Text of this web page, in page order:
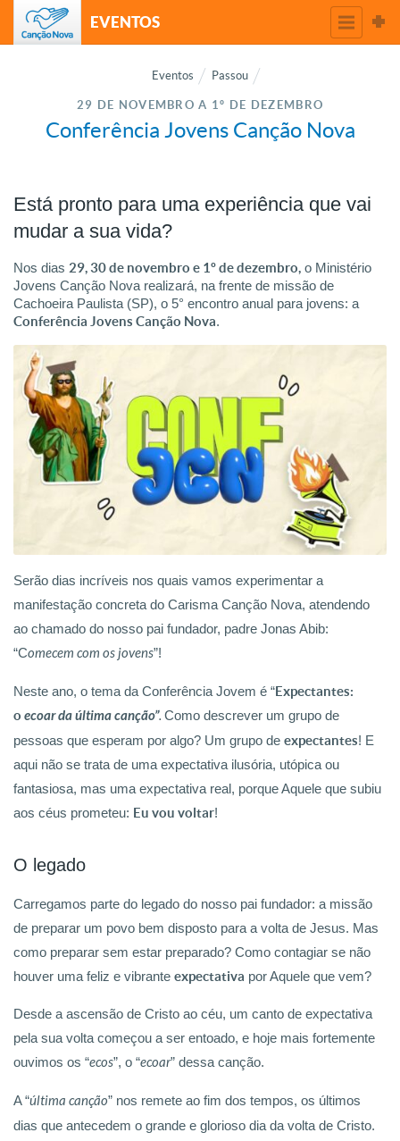
EVENTOS
Eventos Passou
29 DE NOVEMBRO A 1º DE DEZEMBRO
Conferência Jovens Canção Nova
Está pronto para uma experiência que vai
mudar a sua vida?
Nos dias 29, 30 de novembro e 1º de dezembro, o Ministério
Jovens Canção Nova realizará, na frente de missão de
Cachoeira Paulista (SP), o 5° encontro anual para jovens: a
Conferência Jovens Canção Nova.
Serão dias incríveis nos quais vamos experimentar a
manifestação concreta do Carisma Canção Nova, atendendo
ao chamado do nosso pai fundador, padre Jonas Abib:
“Comecem com os jovens”!
Neste ano, o tema da Conferência Jovem é “Expectantes:
o ecoar da última canção”. Como descrever um grupo de
pessoas que esperam por algo? Um grupo de expectantes! E
aqui não se trata de uma expectativa ilusória, utópica ou
fantasiosa, mas uma expectativa real, porque Aquele que subiu
aos céus prometeu: Eu vou voltar!
O legado
Carregamos parte do legado do nosso pai fundador: a missão
de preparar um povo bem disposto para a volta de Jesus. Mas
como preparar sem estar preparado? Como contagiar se não
houver uma feliz e vibrante expectativa por Aquele que vem?
Desde a ascensão de Cristo ao céu, um canto de expectativa
pela sua volta começou a ser entoado, e hoje mais fortemente
ouvimos os “ecos”, o “ecoar” dessa canção.
A “última canção” nos remete ao fim dos tempos, os últimos
dias que antecedem o grande e glorioso dia da volta de Cristo.